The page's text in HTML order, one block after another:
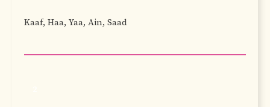
Kaaf, Haa, Yaa, Ain, Saad